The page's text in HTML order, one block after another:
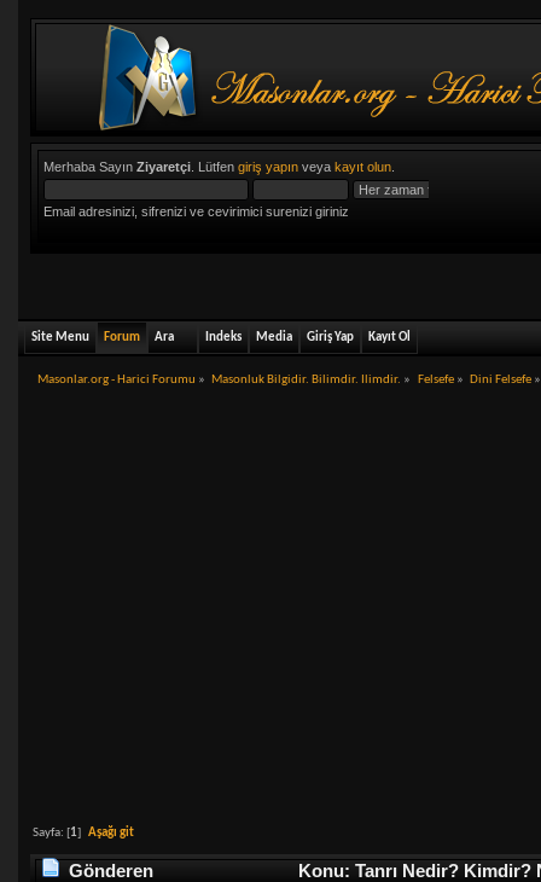
Merhaba Sayın Ziyaretçi. Lütfen giriş yapınveya kayıt olun.
Email adresinizi, sifrenizi ve cevirimici surenizi giriniz
Site Menu Forum Ara Indeks Media Giriş Yap Kayıt Ol
Masonlar.org - Harici Forumu » Masonluk Bilgidir. Bilimdir. Ilimdir. » Felsefe» Dini Felsefe»
Sayfa: [1] Aşağı git
Gönderen
Konu: Tanrı Nedir? Kimdir?